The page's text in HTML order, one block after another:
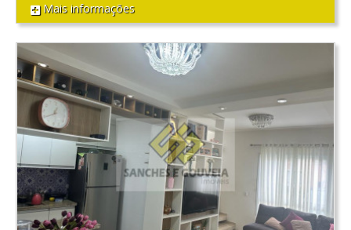
Mais informações